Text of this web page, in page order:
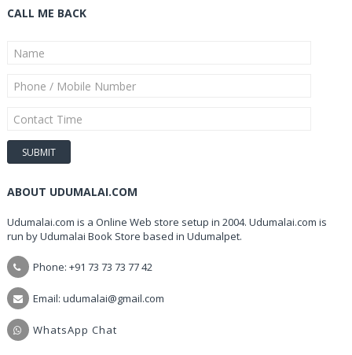
CALL ME BACK
ABOUT UDUMALAI.COM
Udumalai.com is a Online Web store setup in 2004. Udumalai.com is
run by Udumalai Book Store based in Udumalpet.
Phone: +91 73 73 73 77 42
Email: udumalai@gmail.com
WhatsApp Chat